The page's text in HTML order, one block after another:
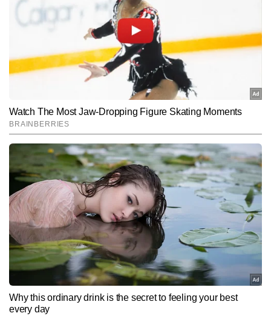
industry leaders, bringing expert insights to a wider audience.
His reporting focuses on accuracy, speed, and explaining
complex technology trends in a simple and impactful manner.
Also during International Solar Alliance’s annual meet in 2024
he got opportunity to interview President of ISA, Prahalad Joshi
and other diplomats from member nation of ISA. He has
bylines in prominent print and digital media platforms.